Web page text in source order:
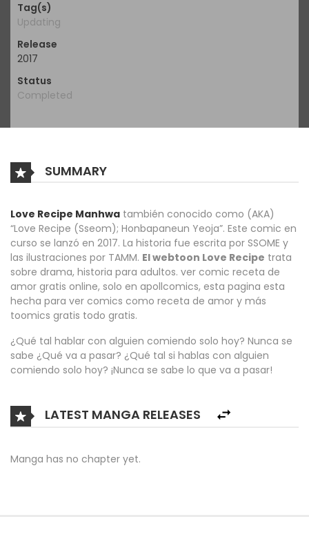
Tag(s)
Updating
Release
2017
Status
Completed
SUMMARY
Love Recipe Manhwa también conocido como (AKA)
“Love Recipe (Sseom); Honbapaneun Yeoja”. Este comic en
curso se lanzó en 2017. La historia fue escrita por SSOME y
las ilustraciones por TAMM. El webtoon Love Recipe trata
sobre drama, historia para adultos. ver comic receta de
amor gratis online, solo en apollcomics, esta pagina esta
hecha para ver comics como receta de amor y más
toomics gratis todo gratis.
¿Qué tal hablar con alguien comiendo solo hoy? Nunca se
sabe ¿Qué va a pasar? ¿Qué tal si hablas con alguien
comiendo solo hoy? ¡Nunca se sabe lo que va a pasar!
LATEST MANGA RELEASES
Manga has no chapter yet.